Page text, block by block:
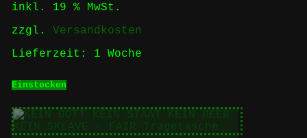
inkl. 19 % MwSt.
zzgl. Versandkosten
Lieferzeit: 1 Woche
Einstecken